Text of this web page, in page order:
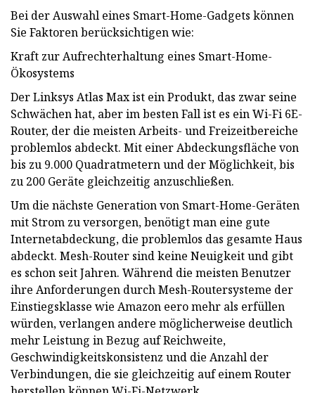
Bei der Auswahl eines Smart-Home-Gadgets können
Sie Faktoren berücksichtigen wie:
Kraft zur Aufrechterhaltung eines Smart-Home-
Ökosystems
Der Linksys Atlas Max ist ein Produkt, das zwar seine
Schwächen hat, aber im besten Fall ist es ein Wi-Fi 6E-
Router, der die meisten Arbeits- und Freizeitbereiche
problemlos abdeckt. Mit einer Abdeckungsfläche von
bis zu 9.000 Quadratmetern und der Möglichkeit, bis
zu 200 Geräte gleichzeitig anzuschließen.
Um die nächste Generation von Smart-Home-Geräten
mit Strom zu versorgen, benötigt man eine gute
Internetabdeckung, die problemlos das gesamte Haus
abdeckt. Mesh-Router sind keine Neuigkeit und gibt
es schon seit Jahren. Während die meisten Benutzer
ihre Anforderungen durch Mesh-Routersysteme der
Einstiegsklasse wie Amazon eero mehr als erfüllen
würden, verlangen andere möglicherweise deutlich
mehr Leistung in Bezug auf Reichweite,
Geschwindigkeitskonsistenz und die Anzahl der
Verbindungen, die sie gleichzeitig auf einem Router